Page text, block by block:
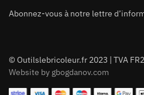
Abonnez-vous à notre lettre
© Outilslebricoleur.fr 2023 | TVA
Website by gbogdanov.com